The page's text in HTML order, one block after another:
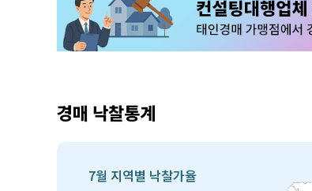
경매 낙찰통계
7월 지역별 낙찰가율